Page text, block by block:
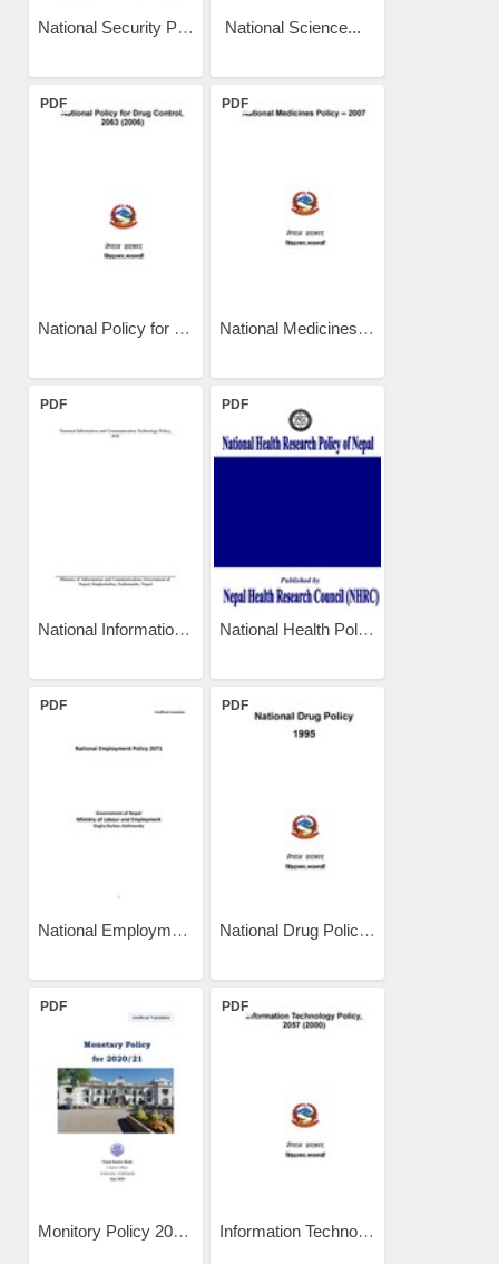
National Security Policy 2016 National Science...
PDF
National Policy for Drug...
PDF
National Medicines Policy...
PDF
National Information and...
PDF
National Health Policy of...
PDF
National Employment Policy...
PDF
National Drug Policy 1995
PDF
Monitory Policy 2020
PDF
Information Technology...